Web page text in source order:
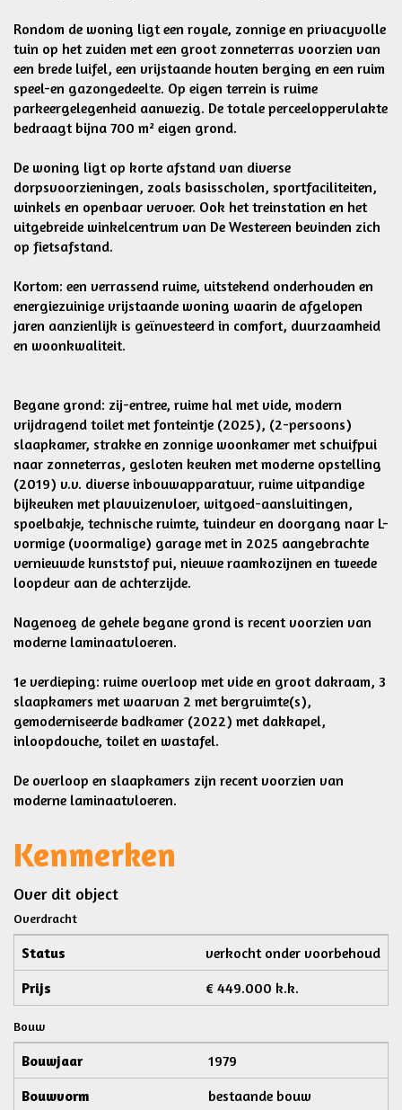
Rondom de woning ligt een royale, zonnige en privacyvolle
tuin op het zuiden met een groot zonneterras voorzien van
een brede luifel, een vrijstaande houten berging en een ruim
speel-en gazongedeelte. Op eigen terrein is ruime
parkeergelegenheid aanwezig. De totale perceeloppervlakte
bedraagt bijna 700 m² eigen grond.
De woning ligt op korte afstand van diverse
dorpsvoorzieningen, zoals basisscholen, sportfaciliteiten,
winkels en openbaar vervoer. Ook het treinstation en het
uitgebreide winkelcentrum van De Westereen bevinden zich
op fietsafstand.
Kortom: een verrassend ruime, uitstekend onderhouden en
energiezuinige vrijstaande woning waarin de afgelopen
jaren aanzienlijk is geïnvesteerd in comfort, duurzaamheid
en woonkwaliteit.
Begane grond: zij-entree, ruime hal met vide, modern
vrijdragend toilet met fonteintje (2025), (2-persoons)
slaapkamer, strakke en zonnige woonkamer met schuifpui
naar zonneterras, gesloten keuken met moderne opstelling
(2019) v.v. diverse inbouwapparatuur, ruime uitpandige
bijkeuken met plavuizenvloer, witgoed-aansluitingen,
spoelbakje, technische ruimte, tuindeur en doorgang naar L-
vormige (voormalige) garage met in 2025 aangebrachte
vernieuwde kunststof pui, nieuwe raamkozijnen en tweede
loopdeur aan de achterzijde.
Nagenoeg de gehele begane grond is recent voorzien van
moderne laminaatvloeren.
1e verdieping: ruime overloop met vide en groot dakraam, 3
slaapkamers met waarvan 2 met bergruimte(s),
gemoderniseerde badkamer (2022) met dakkapel,
inloopdouche, toilet en wastafel.
De overloop en slaapkamers zijn recent voorzien van
moderne laminaatvloeren.
Kenmerken
Over dit object
Overdracht
Status
verkocht onder voorbehoud
Prijs
€ 449.000 k.k.
Bouw
Bouwjaar
1979
Bouwvorm
bestaande bouw